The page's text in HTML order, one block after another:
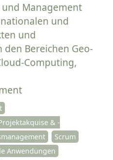
Management
und
und
Bereichen Geo-
Computing,
& -
Scrum
Anwendungen